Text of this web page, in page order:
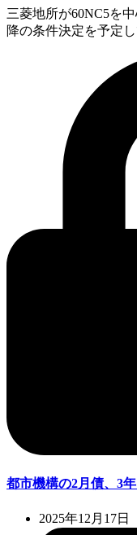
三菱地所が60NC5を
降の条件決定を予定
都市機構の2月債、3
2025年12月17日